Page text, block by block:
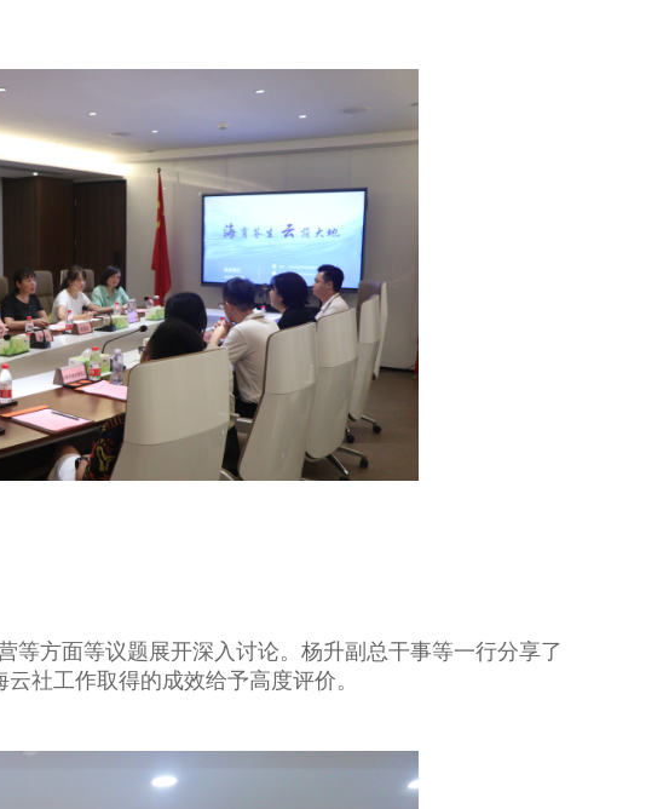
等方面等议题展开深入讨论。杨升副总干事等一行分享了
社工作取得的成效给予高度评价。